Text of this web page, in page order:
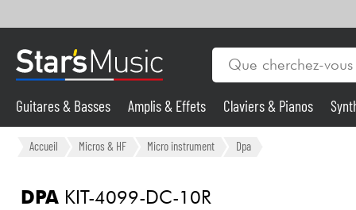
Guitares & Basses
Synthés & Sampleurs
Guitares & Basses Amplis & Effets Claviers & Pianos
Accueil Micros & HF Micro instrument Dpa
DPAKIT-4099-DC-10R